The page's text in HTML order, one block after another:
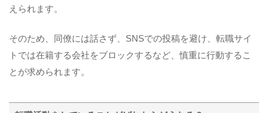
えられます。
そのため、同僚には話さず、SNSでの投稿を避け、転職サイ
トでは在籍する会社をブロックするなど、慎重に行動するこ
とが求められます。